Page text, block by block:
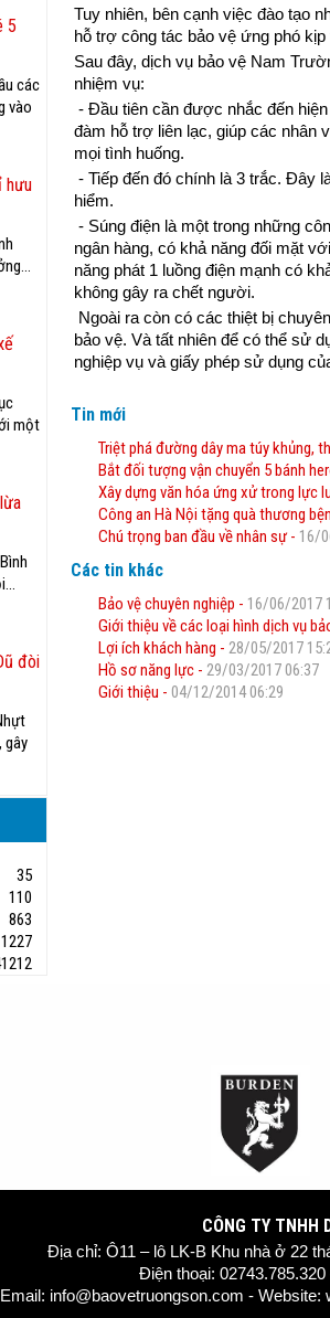
5
các
vào
hưu
một
đòi
gây
35
110
863
1227
Tuy nhiên, bên cạnh việc đào tạo
hỗ trợ công tác bảo vệ ứng phó
Sau đây, dịch vụ bảo vệ Nam
nhiệm vụ:
- Đầu tiên cần được nhắc đến
đàm hỗ trợ liên lạc, giúp các nhân
mọi tình huống.
- Tiếp đến đó chính là 3 trắc. Đây
hiểm.
- Súng điện là một trong những
ngân hàng, có khả năng đối mặt
năng phát 1 luồng điện mạnh có
không gây ra chết người.
Ngoài ra còn có các thiệt bị
bảo vệ. Và tất nhiên để có thể sử
nghiệp vụ và giấy phép sử dụng
Tin mới
Triệt phá đường dây ma túy khủng,
Bắt đối tượng vận chuyển 5 bánh
Xây dựng văn hóa ứng xử trong lực
Công an Hà Nội tặng quà thương
Chú trọng ban đầu về nhân sự - 16/
Các tin khác
Bảo vệ chuyên nghiệp - 16/06/2017
Giới thiệu về các loại hình dịch vụ
Lợi ích khách hàng -28/05/2017
Hồ sơ năng lực -29/03/2017 06:37
Giới thiệu -04/12/2014 06:29
CÔNG TY TNHH
Địa chỉ: Ô11 – lô LK-B Khu nhà ở 22
Điện thoại:
Email: info@baovetruongson.com - Website: